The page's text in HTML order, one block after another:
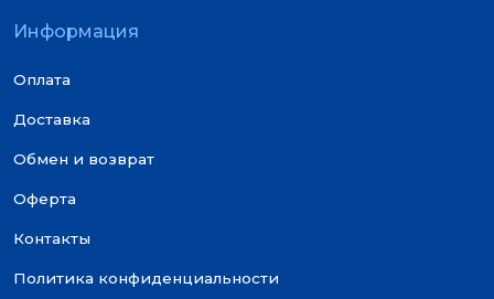
Информация
Оплата
Доставка
Обмен и возврат
Оферта
Контакты
Политика конфиденциальности